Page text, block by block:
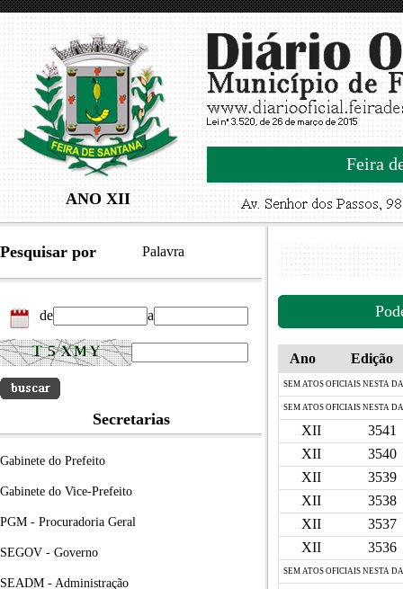
ANO XII
Feira
Pesquisar por Palavra
de a
Secretarias
Gabinete do Prefeito
Gabinete do Vice-Prefeito
PGM - Procuradoria Geral
SEGOV - Governo
SEADM - Administração
Ano Edição
SEM ATOS OFICIAIS NESTA
SEM ATOS OFICIAIS NESTA
XII
3541
XII
3540
XII
3539
XII
3538
XII
3537
XII
3536
SEM ATOS OFICIAIS NESTA